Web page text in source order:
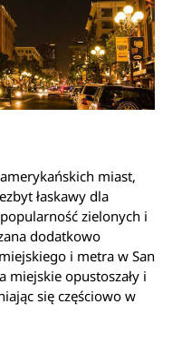
miast,
łaskawy dla
zielonych i
dodatkowo
i metra w San
miejskie opustoszały i
się częściowo w